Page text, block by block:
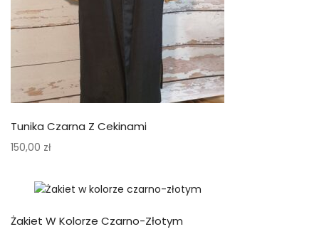
Tunika Czarna Z Cekinami
150,00 zł
Żakiet W Kolorze Czarno-Złotym